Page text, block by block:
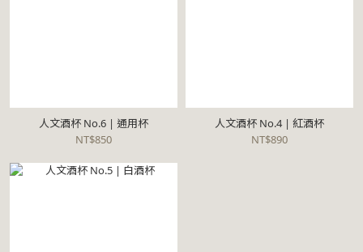
人文酒杯 No.6 | 通用杯
NT$850
人文酒杯 No.4 | 紅酒杯
NT$890